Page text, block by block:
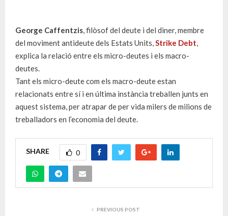
George Caffentzis , filòsof del deute i del diner, membre
del moviment antideute dels Estats Units, Strike Debt
explica la relació entre els micro-deutes i els macro-
deutes.
Tant els micro-deute com els macro-deute estan
relacionats entre sí i en última instància treballen junts en
aquest sistema, per atrapar de per vida milers de milions de
treballadors en l’economia del deute.
SHARE 0
PREVIOUS POST